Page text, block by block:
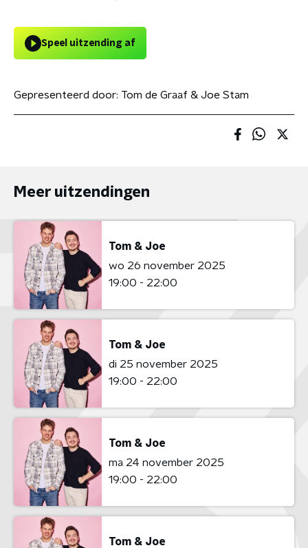
Speel uitzending af
Gepresenteerd door: Tom de Graaf & Joe Stam
Meer uitzendingen
Tom & Joe
wo 26 november 2025
19:00 - 22:00
Tom & Joe
di 25 november 2025
19:00 - 22:00
Tom & Joe
ma 24 november 2025
19:00 - 22:00
Tom & Joe